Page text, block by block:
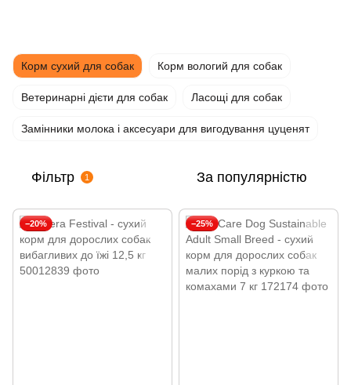
Корм сухий для собак Корм вологий для собак
Ветеринарні дієти для собак Ласощі для собак
Замінники молока і аксесуари для вигодування цуценят
Фільтр 1 За популярністю
−20% −25%